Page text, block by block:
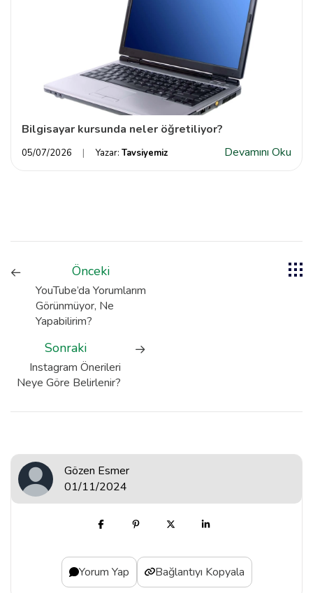
Bilgisayar kursunda neler öğretiliyor?
05/07/2026 Yazar: Tavsiyemiz Devamını Oku
Önceki
YouTube’da Yorumlarım
Görünmüyor, Ne
Yapabilirim?
Sonraki
Instagram Önerileri
Neye Göre Belirlenir?
Gözen Esmer
01/11/2024
Yorum Yap Bağlantıyı Kopyala